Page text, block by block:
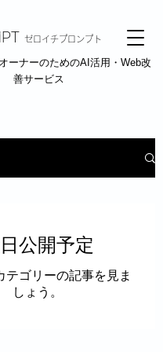
ゼロイチプロンプト
ーナーのためのAI活用・Web改
善サービス
公開予定
テゴリーの記事を見ま
しょう。